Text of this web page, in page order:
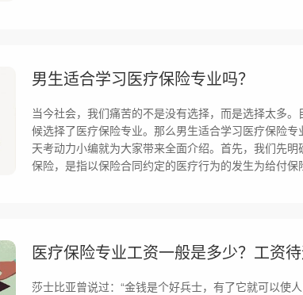
男生适合学习医疗保险专业吗？
当今社会，我们痛苦的不是没有选择，而是选择太多
候选择了医疗保险专业。那么男生适合学习医疗保险
天考动力小编就为大家带来全面介绍。首先，我们先
保险，是指以保险合同约定的医疗行为的发生为给付保
医疗保险专业工资一般是多少？工资待
莎士比亚曾说过：“金钱是个好兵士，有了它就可以使